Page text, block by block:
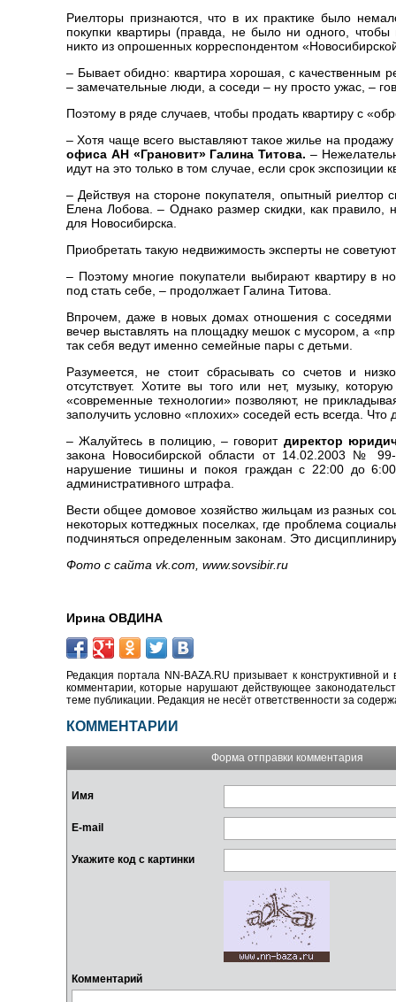
Риелторы признаются, что в их практике было
покупки квартиры (правда, не было ни одного,
никто из опрошенных корреспондентом
– Бывает обидно: квартира хорошая, с качественным
– замечательные люди, а соседи – ну просто ужас, –
Поэтому в ряде случаев, чтобы продать квартиру с
– Хотя чаще всего выставляют такое жилье на
офиса АН «Грановит» Галина Титова. –
идут на это только в том случае, если срок экспозиции
– Действуя на стороне покупателя, опытный риелтор
Елена Лобова. – Однако размер скидки, как правило,
для Новосибирска.
Приобретать такую недвижимость эксперты не
– Поэтому многие покупатели выбирают квартиру в
под стать себе, – продолжает Галина Титова.
Впрочем, даже в новых домах отношения с соседями
вечер выставлять на площадку мешок с мусором, а
так себя ведут именно семейные пары с детьми.
Разумеется, не стоит сбрасывать со счетов и
отсутствует. Хотите вы того или нет, музыку,
«современные технологии» позволяют, не
заполучить условно «плохих» соседей есть всегда.
– Жалуйтесь в полицию, – говорит директор
закона Новосибирской области от 14.02.2003 №
нарушение тишины и покоя граждан с 22:00 до
административного штрафа.
Вести общее домовое хозяйство жильцам из разных
некоторых коттеджных поселках, где проблема
подчиняться определенным законам. Это
Фото с сайта vk.com, www.sovsibir.ru
Ирина ОВДИНА
Редакция портала NN-BAZA.RU призывает к конструктивной
комментарии, которые нарушают действующее
теме публикации. Редакция не несёт ответственности за
КОММЕНТАРИИ
Форма отправки комментария
Имя
E-mail
Укажите код с картинки
Комментарий